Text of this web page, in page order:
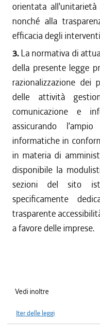
orientata all'unitarietà
nonché alla
efficacia degli
3. La normativa di
della presente legge
razionalizzazione dei
delle attività
comunicazione e
assicurando
informatiche in
in materia di
disponibile la
sezioni del sito
specificamente
trasparente
a favore delle imprese.
Vedi inoltre
Iter delle leggi